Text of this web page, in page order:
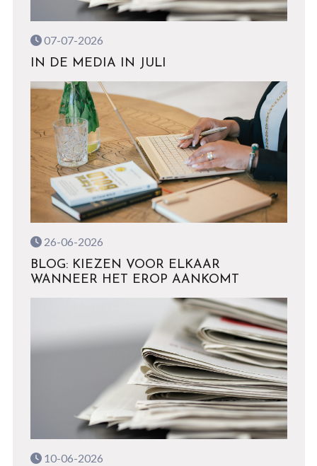
07-07-2026
IN DE MEDIA IN JULI
26-06-2026
BLOG: KIEZEN VOOR ELKAAR
WANNEER HET EROP AANKOMT
10-06-2026